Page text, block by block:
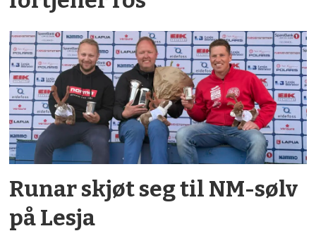
Runar skjøt seg til NM-sølv
på Lesja